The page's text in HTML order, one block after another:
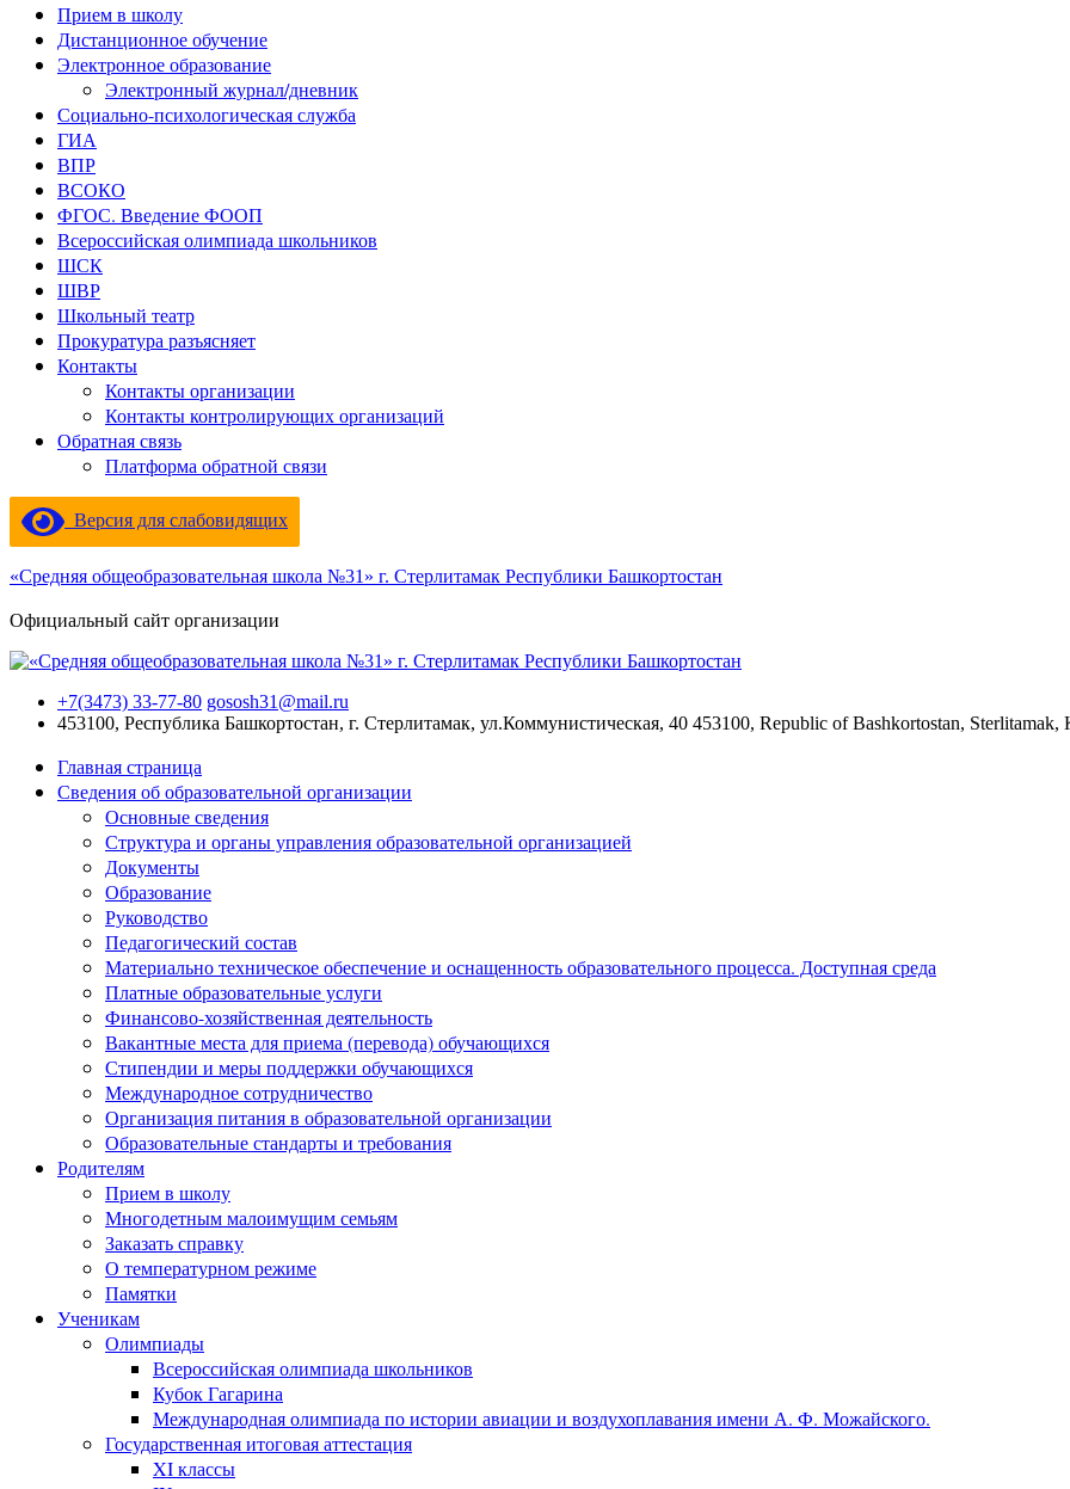
Прием в школу
Дистанционное обучение
Электронное образование
Электронный журнал/дневник
Социально-психологическая служба
ГИА
ВПР
ВСОКО
ФГОС. Введение ФООП
Всероссийская олимпиада школьников
ШСК
ШВР
Школьный театр
Прокуратура разъясняет
Контакты
Контакты организации
Контакты контролирующих организаций
Обратная связь
Платформа обратной связи
Версия для слабовидящих
«Средняя общеобразовательная школа №31» г. Стерлитамак Республики Башкортостан
Официальный сайт организации
+7(3473) 33-77-80 gososh31@mail.ru
453100, Республика Башкортостан, г. Стерлитамак, ул.Коммунистическая, 40 453100, Republic of Bashkortostan, Sterlitamak,
Главная страница
Сведения об образовательной организации
Основные сведения
Структура и органы управления образовательной организацией
Документы
Образование
Руководство
Педагогический состав
Материально техническое обеспечение и оснащенность образовательного процесса. Доступная среда
Платные образовательные услуги
Финансово-хозяйственная деятельность
Вакантные места для приема (перевода) обучающихся
Стипендии и меры поддержки обучающихся
Международное сотрудничество
Организация питания в образовательной организации
Образовательные стандарты и требования
Родителям
Прием в школу
Многодетным малоимущим семьям
Заказать справку
О температурном режиме
Памятки
Ученикам
Олимпиады
Всероссийская олимпиада школьников
Кубок Гагарина
Международная олимпиада по истории авиации и воздухоплавания имени А. Ф. Можайского.
Государственная итоговая аттестация
XI классы